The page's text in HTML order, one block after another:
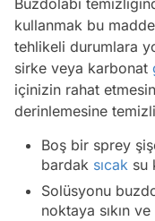
Buzdolabı
kullanmak bu
tehlikeli durumlara
sirke veya karbonat
içinizin rahat
derinlemesine
Boş bir sprey
bardak sıcak su
Solüsyonu
noktaya sıkın